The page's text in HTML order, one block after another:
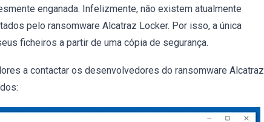
enganada. Infelizmente, não existem atualmente
pelo ransomware Alcatraz Locker. Por isso, a única
ficheiros a partir de uma cópia de segurança.
a contactar os desenvolvedores do ransomware Alcatraz